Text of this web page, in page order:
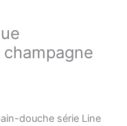
douche série Line